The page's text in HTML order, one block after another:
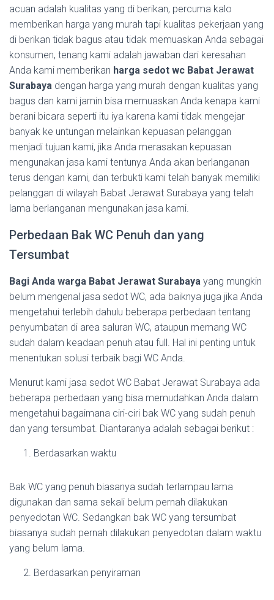
acuan adalah kualitas yang di berikan, percuma kalo
memberikan harga yang murah tapi kualitas pekerjaan yang
di berikan tidak bagus atau tidak memuaskan Anda sebagai
konsumen, tenang kami adalah jawaban dari keresahan
Anda kami memberikan harga sedot wc Babat Jerawat
Surabaya dengan harga yang murah dengan kualitas yang
bagus dan kami jamin bisa memuaskan Anda kenapa kami
berani bicara seperti itu iya karena kami tidak mengejar
banyak ke untungan melainkan kepuasan pelanggan
menjadi tujuan kami, jika Anda merasakan kepuasan
mengunakan jasa kami tentunya Anda akan berlanganan
terus dengan kami, dan terbukti kami telah banyak memiliki
pelanggan di wilayah Babat Jerawat Surabaya yang telah
lama berlanganan mengunakan jasa kami.
Perbedaan Bak WC Penuh dan yang
Tersumbat
Bagi Anda warga Babat Jerawat Surabaya yang mungkin
belum mengenal jasa sedot WC, ada baiknya juga jika Anda
mengetahui terlebih dahulu beberapa perbedaan tentang
penyumbatan di area saluran WC, ataupun memang WC
sudah dalam keadaan penuh atau full. Hal ini penting untuk
menentukan solusi terbaik bagi WC Anda.
Menurut kami jasa sedot WC Babat Jerawat Surabaya ada
beberapa perbedaan yang bisa memudahkan Anda dalam
mengetahui bagaimana ciri-ciri bak WC yang sudah penuh
dan yang tersumbat. Diantaranya adalah sebagai berikut :
Berdasarkan waktu
Bak WC yang penuh biasanya sudah terlampau lama
digunakan dan sama sekali belum pernah dilakukan
penyedotan WC. Sedangkan bak WC yang tersumbat
biasanya sudah pernah dilakukan penyedotan dalam waktu
yang belum lama.
Berdasarkan penyiraman